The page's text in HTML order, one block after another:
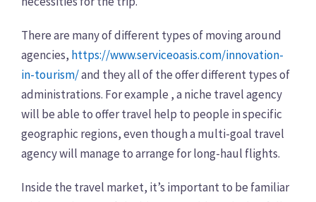
There are many of different types of moving around
agencies, https://www.serviceoasis.com/innovation-
in-tourism/and they all of the offer different types of
administrations. For example , a niche travel agency
will be able to offer travel help to people in specific
geographic regions, even though a multi-goal travel
agency will manage to arrange for long-haul flights.
Inside the travel market, it’s important to be familiar